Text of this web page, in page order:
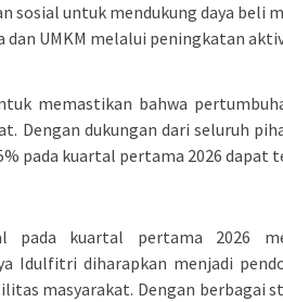
sosial untuk mendukung daya beli
UMKM melalui peningkatan
memastikan bahwa
Dengan dukungan dari seluruh
pada kuartal pertama 2026 dapat
pada kuartal pertama 2026
Idulfitri diharapkan menjadi
masyarakat. Dengan berbagai